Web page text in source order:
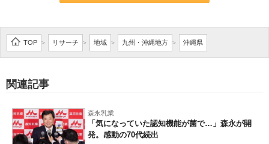
経営リーダーのコミュニティ
マーケ×ITの今がよく分かる
ITエンジニア向け専門サイト
企業向けIT製品の総合サイト
IT製品の技術・比較・事例
TOP > リサーチ > 地域 > 九州・沖縄地方 > 沖縄県
関連記事
森永乳業
「気になっていた認知機能が菌で…」森永が開
発。感動の70代続出